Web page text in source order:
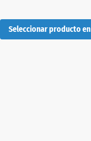
Seleccionar producto